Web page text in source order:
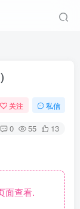
关注 私信
0 55 13
面查看.